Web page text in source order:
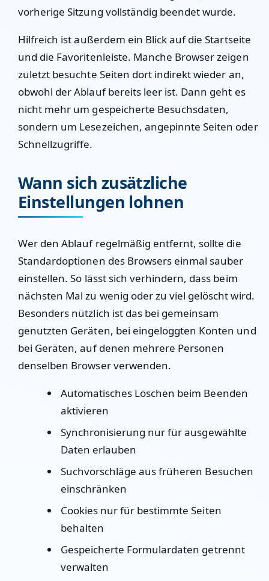
vorherige Sitzung vollständig beendet wurde.
Hilfreich ist außerdem ein Blick auf die Startseite
und die Favoritenleiste. Manche Browser zeigen
zuletzt besuchte Seiten dort indirekt wieder an,
obwohl der Ablauf bereits leer ist. Dann geht es
nicht mehr um gespeicherte Besuchsdaten,
sondern um Lesezeichen, angepinnte Seiten oder
Schnellzugriffe.
Wann sich zusätzliche
Einstellungen lohnen
Wer den Ablauf regelmäßig entfernt, sollte die
Standardoptionen des Browsers einmal sauber
einstellen. So lässt sich verhindern, dass beim
nächsten Mal zu wenig oder zu viel gelöscht wird.
Besonders nützlich ist das bei gemeinsam
genutzten Geräten, bei eingeloggten Konten und
bei Geräten, auf denen mehrere Personen
denselben Browser verwenden.
Automatisches Löschen beim Beenden
aktivieren
Synchronisierung nur für ausgewählte
Daten erlauben
Suchvorschläge aus früheren Besuchen
einschränken
Cookies nur für bestimmte Seiten
behalten
Gespeicherte Formulardaten getrennt
verwalten